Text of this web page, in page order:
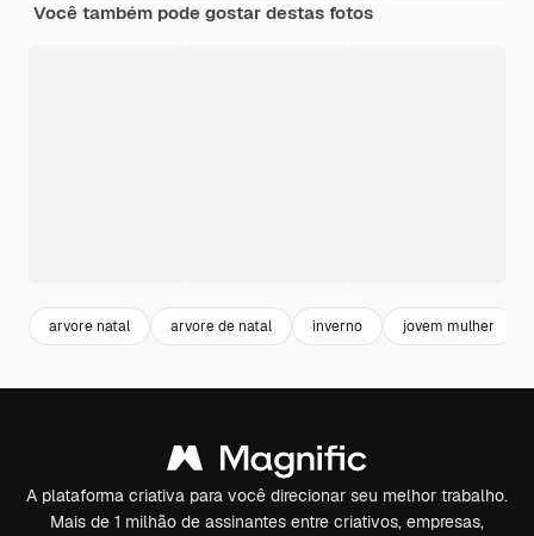
Você também pode gostar destas fotos
arvore natal arvore de natal inverno jovem mulher
A plataforma criativa para você direcionar seu melhor trabalho.
Mais de 1 milhão de assinantes entre criativos, empresas,